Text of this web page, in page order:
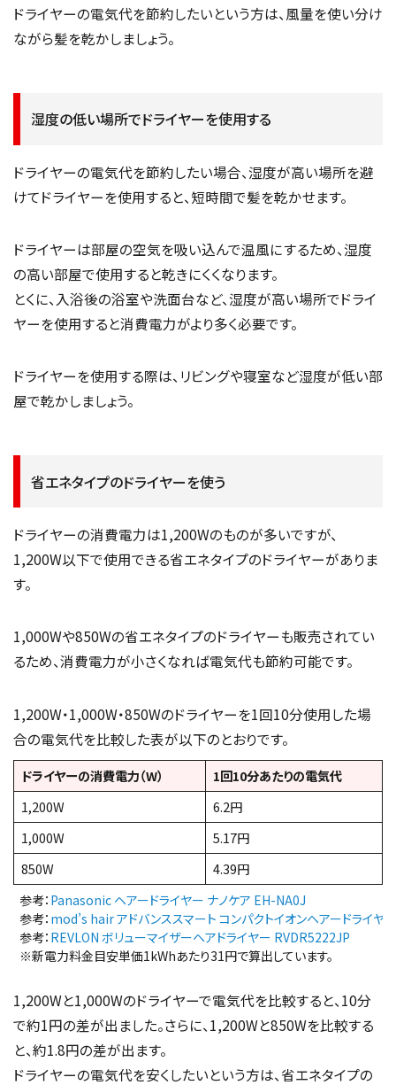
ドライヤーの電気代を節約したいという方は、風量を使い分け
ながら髪を乾かしましょう。
湿度の低い場所でドライヤーを使用する
ドライヤーの電気代を節約したい場合、湿度が高い場所を避
けてドライヤーを使用すると、短時間で髪を乾かせます。
ドライヤーは部屋の空気を吸い込んで温風にするため、湿度
の高い部屋で使用すると乾きにくくなります。
とくに、入浴後の浴室や洗面台など、湿度が高い場所でドライ
ヤーを使用すると消費電力がより多く必要です。
ドライヤーを使用する際は、リビングや寝室など湿度が低い部
屋で乾かしましょう。
省エネタイプのドライヤーを使う
ドライヤーの消費電力は1,200Wのものが多いですが、
1,200W以下で使用できる省エネタイプのドライヤーがありま
す。
1,000Wや850Wの省エネタイプのドライヤーも販売されてい
るため、消費電力が小さくなれば電気代も節約可能です。
1,200W・1,000W・850Wのドライヤーを1回10分使用した場
合の電気代を比較した表が以下のとおりです。
ドライヤーの消費電力（W）
1回10分あたりの電気代
1,200W
6.2円
1,000W
5.17円
850W
4.39円
参考： Panasonic ヘアードライヤー ナノケア EH-NA0J
参考： mod’s hair アドバンススマート コンパクトイオンヘアードライ
参考： REVLON ボリューマイザーヘアドライヤー RVDR5222JP
※新電力料金目安単価1kWhあたり31円で算出しています。
1,200Wと1,000Wのドライヤーで電気代を比較すると、10分
で約1円の差が出ました。さらに、1,200Wと850Wを比較する
と、約1.8円の差が出ます。
ドライヤーの電気代を安くしたいという方は、省エネタイプの